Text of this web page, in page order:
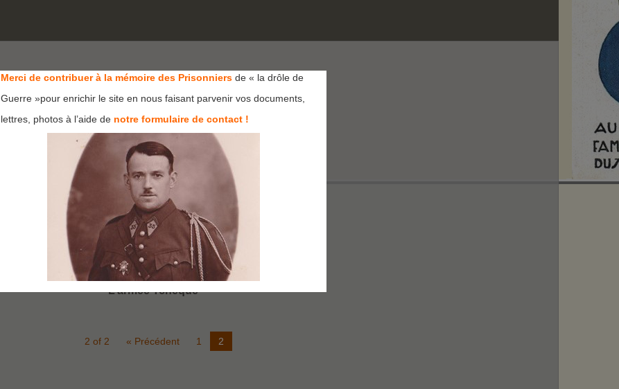
L’armée Tchéque
2 of 2 « Précédent 1 2
Merci de contribuer à la mémoire des Prisonniers de « la drôle de
Guerre »pour enrichir le site en nous faisant parvenir vos documents,
lettres, photos à l’aide de notre formulaire de contact !